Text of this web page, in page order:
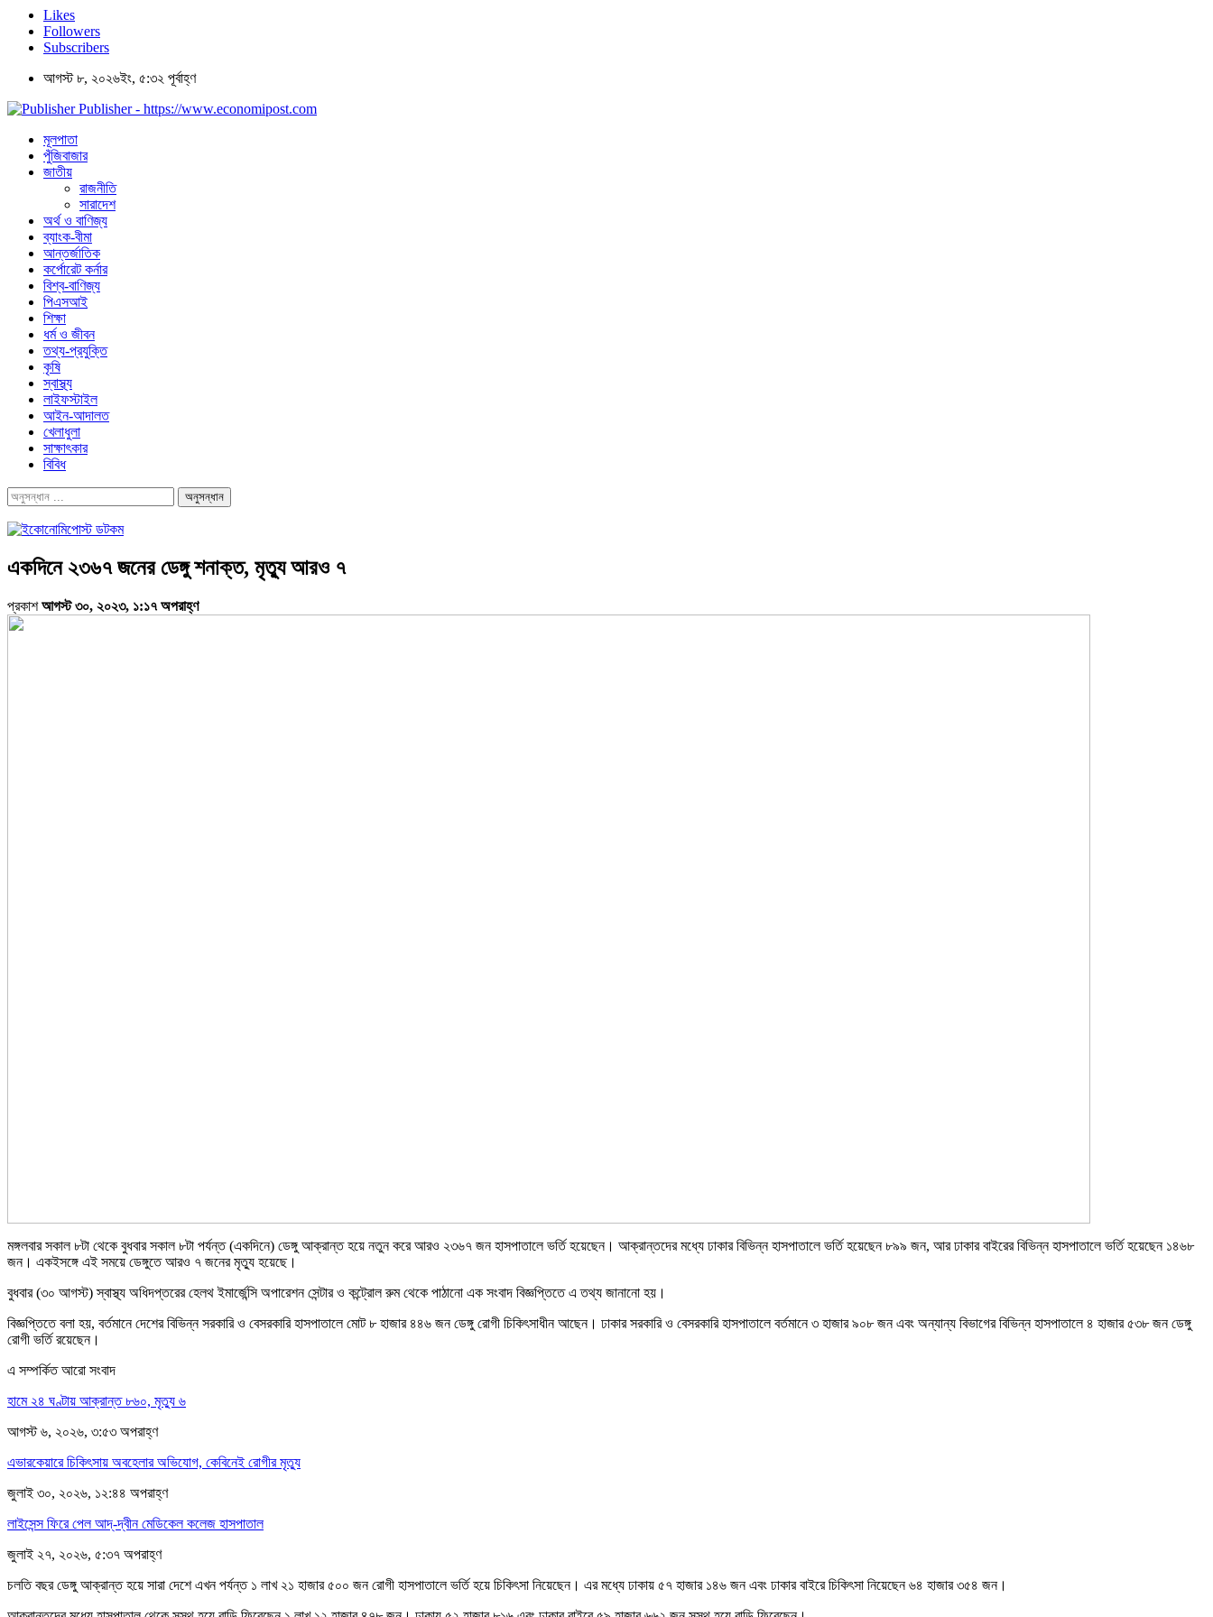
Likes
Followers
Subscribers
আগস্ট ৮, ২০২৬ইং, ৫:৩২ পূর্বাহ্ণ
Publisher - https://www.economipost.com
মূলপাতা
পুঁজিবাজার
জাতীয়
রাজনীতি
সারাদেশ
অর্থ ও বাণিজ্য
ব্যাংক-বীমা
আন্তর্জাতিক
কর্পোরেট কর্নার
বিশ্ব-বাণিজ্য
পিএসআই
শিক্ষা
ধর্ম ও জীবন
তথ্য-প্রযুক্তি
কৃষি
স্বাস্থ্য
লাইফস্টাইল
আইন-আদালত
খেলাধুলা
সাক্ষাৎকার
বিবিধ
একদিনে ২৩৬৭ জনের ডেঙ্গু শনাক্ত, মৃত্যু আরও ৭
প্রকাশআগস্ট ৩০, ২০২৩, ১:১৭ অপরাহ্ণ
মঙ্গলবার সকাল ৮টা থেকে বুধবার সকাল ৮টা পর্যন্ত (একদিনে) ডেঙ্গু আক্রান্ত হয়ে নতুন করে আরও ২৩৬৭ জন হাসপাতালে ভর্তি হয়েছেন। আক্রান্তদের মধ্যে ঢাকার বিভিন্ন হাসপাতালে ভর্তি হয়েছেন ৮৯৯ জন, আর ঢাকার বাইরের বিভিন্ন হাসপাতালে ভর্তি হয়েছেন ১৪৬৮
জন। একইসঙ্গে এই সময়ে ডেঙ্গুতে আরও ৭ জনের মৃত্যু হয়েছে।
বুধবার (৩০ আগস্ট) স্বাস্থ্য অধিদপ্তরের হেলথ ইমার্জেন্সি অপারেশন সেন্টার ও কন্ট্রোল রুম থেকে পাঠানো এক সংবাদ বিজ্ঞপ্তিতে এ তথ্য জানানো হয়।
বিজ্ঞপ্তিতে বলা হয়, বর্তমানে দেশের বিভিন্ন সরকারি ও বেসরকারি হাসপাতালে মোট ৮ হাজার ৪৪৬ জন ডেঙ্গু রোগী চিকিৎসাধীন আছেন। ঢাকার সরকারি ও বেসরকারি হাসপাতালে বর্তমানে ৩ হাজার ৯০৮ জন এবং অন্যান্য বিভাগের বিভিন্ন হাসপাতালে ৪ হাজার ৫৩৮ জন ডেঙ্গু
রোগী ভর্তি রয়েছেন।
এ সম্পর্কিত আরো সংবাদ
হামে ২৪ ঘণ্টায় আক্রান্ত ৮৬০, মৃত্যু ৬
আগস্ট ৬, ২০২৬, ৩:৫৩ অপরাহ্ণ
এভারকেয়ারে চিকিৎসায় অবহেলার অভিযোগ, কেবিনেই রোগীর মৃত্যু
জুলাই ৩০, ২০২৬, ১২:৪৪ অপরাহ্ণ
লাইসেন্স ফিরে পেল আদ্-দ্বীন মেডিকেল কলেজ হাসপাতাল
জুলাই ২৭, ২০২৬, ৫:৩৭ অপরাহ্ণ
চলতি বছর ডেঙ্গু আক্রান্ত হয়ে সারা দেশে এখন পর্যন্ত ১ লাখ ২১ হাজার ৫০০ জন রোগী হাসপাতালে ভর্তি হয়ে চিকিৎসা নিয়েছেন। এর মধ্যে ঢাকায় ৫৭ হাজার ১৪৬ জন এবং ঢাকার বাইরে চিকিৎসা নিয়েছেন ৬৪ হাজার ৩৫৪ জন।